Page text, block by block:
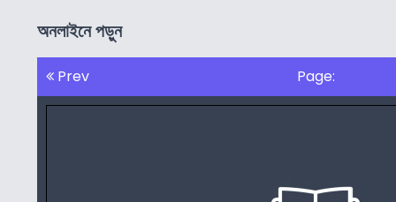
অনলাইনে পড়ুন
Prev Page: